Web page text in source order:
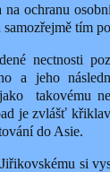
na ochranu
tím
nectnosti
a jeho
takovému
je zvlášť
do Asie.
si